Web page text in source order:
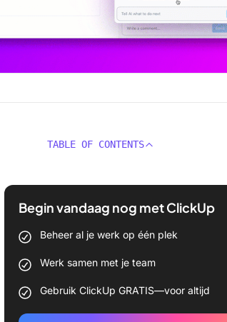
TABLE OF CONTENTS
Begin vandaag nog met ClickUp
Beheer al je werk op één plek
Werk samen met je team
Gebruik ClickUp GRATIS—voor altijd